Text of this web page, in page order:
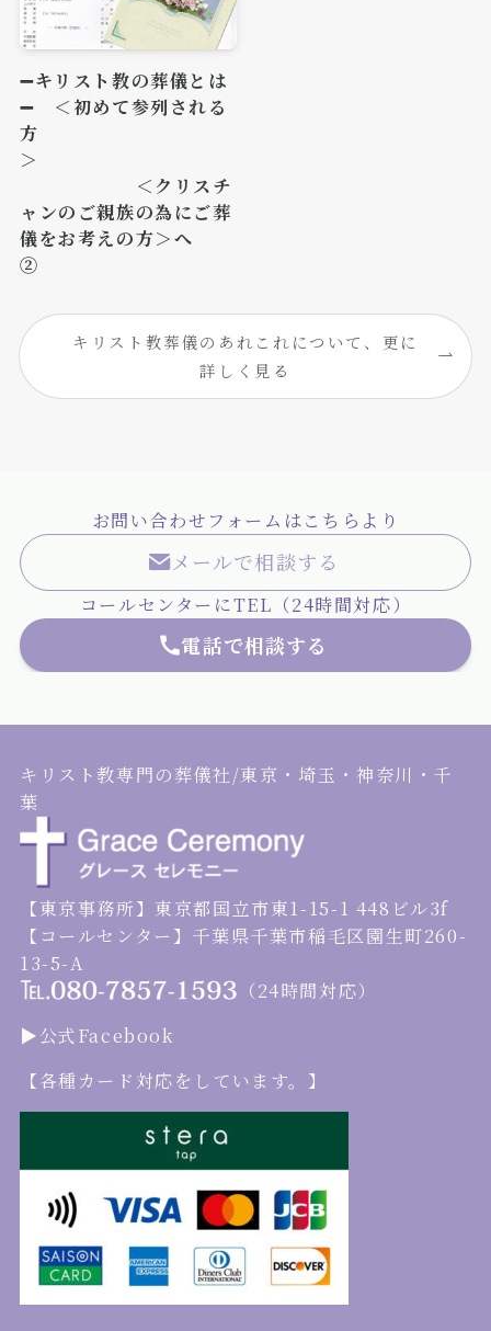
➖キリスト教の葬儀とは
➖ ＜初めて参列される
方
＞
＜クリスチ
ャンのご親族の為にご葬
儀をお考えの方＞へ
②
キリスト教葬儀のあれこれについて、更に
詳しく見る
お問い合わせフォームはこちらより
メールで相談する
コールセンターにTEL（24時間対応）
電話で相談する
キリスト教専門の葬儀社/東京・埼玉・神奈川・千
葉
【東京事務所】東京都国立市東1-15-1 448ビル3f
【コールセンター】千葉県千葉市稲毛区園生町260-
13-5-A
（24時間対応）
▶︎公式Facebook
【各種カード対応をしています。】